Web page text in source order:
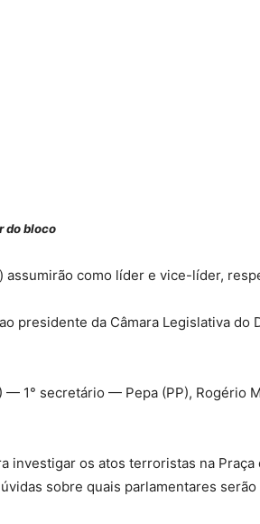
do bloco
assumirão como líder e vice-líder,
presidente da Câmara Legislativa do
1° secretário — Pepa (PP), Rogério
investigar os atos terroristas na
sobre quais parlamentares serão